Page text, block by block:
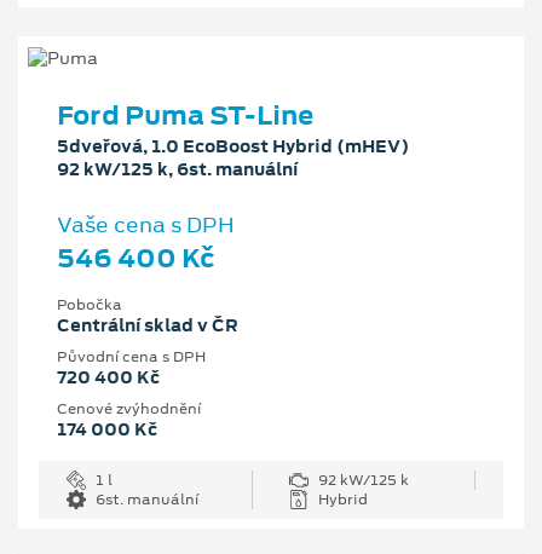
Ford Puma ST-Line
5dveřová, 1.0 EcoBoost Hybrid (mHEV)
92 kW/125 k, 6st. manuální
Vaše cena s DPH
546 400 Kč
Pobočka
Centrální sklad v ČR
Původní cena s DPH
720 400 Kč
Cenové zvýhodnění
174 000 Kč
1 l
92 kW/125 k
6st. manuální
Hybrid